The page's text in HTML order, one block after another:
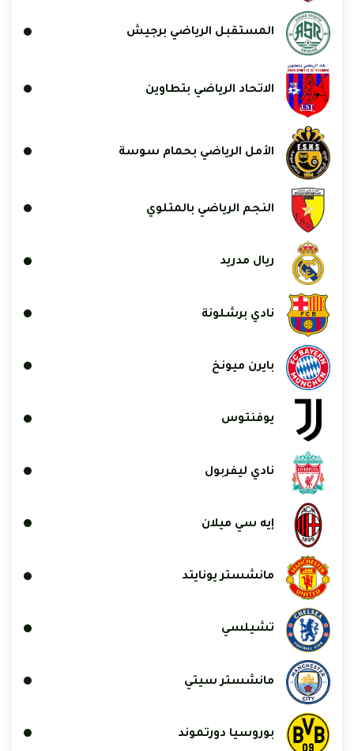
المستقبل الرياضي برجيش
الاتحاد الرياضي بتطاوين
الأمل الرياضي بحمام سوسة
النجم الرياضي بالمتلوي
ريال مدريد
نادي برشلونة
بايرن ميونخ
يوفنتوس
نادي ليفربول
إيه سي ميلان
مانشستر يونايتد
تشيلسي
مانشستر سيتي
بوروسيا دورتموند